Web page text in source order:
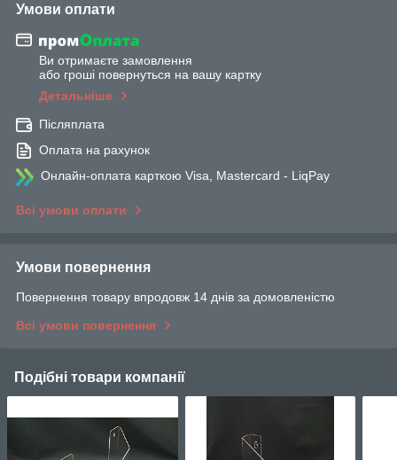
Умови оплати
Ви отримаєте замовлення
або гроші повернуться на вашу картку
Детальніше
Післяплата
Оплата на рахунок
Онлайн-оплата карткою Visa, Mastercard - LiqPay
Всі умови оплати
Умови повернення
Повернення товару впродовж 14 днів за домовленістю
Всі умови повернення
Подібні товари компанії